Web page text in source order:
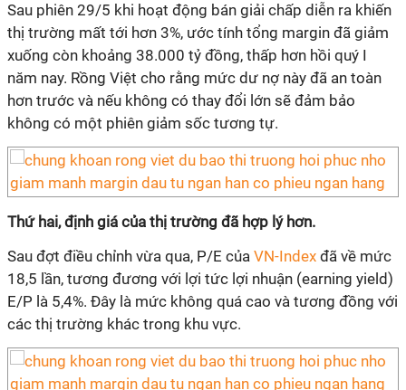
Sau phiên 29/5 khi hoạt động bán giải chấp diễn ra khiến
thị trường mất tới hơn 3%, ước tính tổng margin đã giảm
xuống còn khoảng 38.000 tỷ đồng, thấp hơn hồi quý I
năm nay. Rồng Việt cho rằng mức dư nợ này đã an toàn
hơn trước và nếu không có thay đổi lớn sẽ đảm bảo
không có một phiên giảm sốc tương tự.
Thứ hai, định giá của thị trường đã hợp lý hơn.
Sau đợt điều chỉnh vừa qua, P/E của VN-Index đã về mức
18,5 lần, tương đương với lợi tức lợi nhuận (earning yield)
E/P là 5,4%. Đây là mức không quá cao và tương đồng với
các thị trường khác trong khu vực.